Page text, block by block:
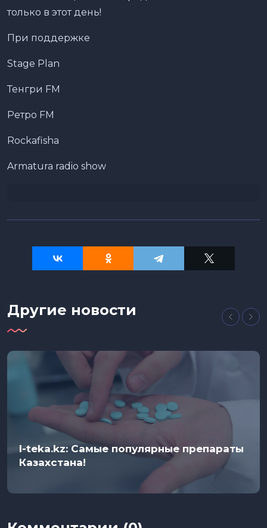
только в этот день!
При поддержке
Stage Plan
Тенгри FM
Ретро FM
Rockafisha
Armatura radio show
Другие новости
I-teka.kz: Самые популярные препараты
Казахстана!